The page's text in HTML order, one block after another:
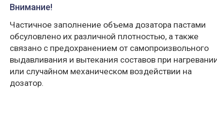
Внимание!
Частичное заполнение объема дозатора пастами
обсуловлено их различной плотностью, а также
связано с предохранением от самопроизвольного
выдавливания и вытекания составов при
или случайном механическом воздействии на
дозатор.